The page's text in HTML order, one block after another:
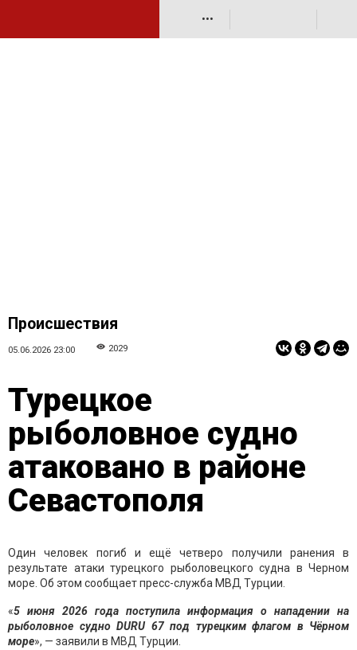
•••
Происшествия
05.06.2026 23:00 2029
Турецкое
рыболовное судно
атаковано в районе
Севастополя
Один человек погиб и ещё четверо получили ранения в
результате атаки турецкого рыболовецкого судна в Черном
море. Об этом сообщает пресс-служба МВД Турции.
«5 июня 2026 года поступила информация о нападении на
рыболовное судно DURU 67 под турецким флагом в Чёрном
море», — заявили в МВД Турции.